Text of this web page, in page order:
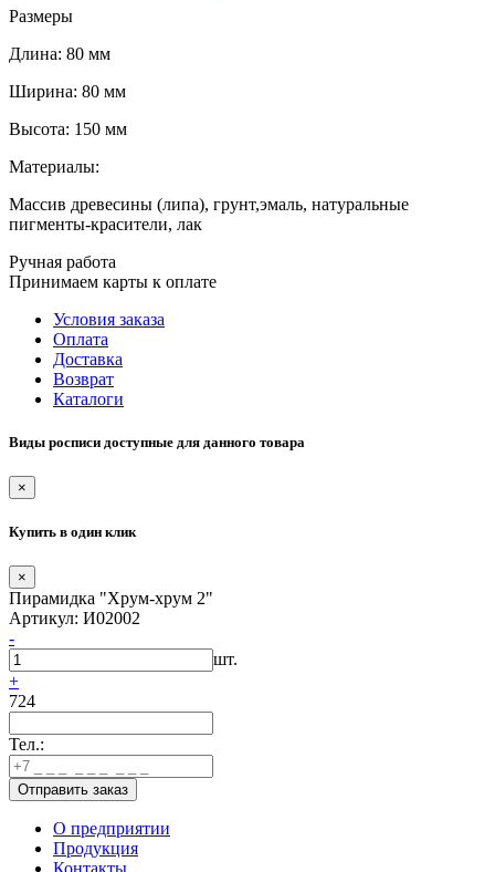
Размеры
Длина: 80 мм
Ширина: 80 мм
Высота: 150 мм
Материалы:
Массив древесины (липа), грунт,эмаль, натуральные
пигменты-красители, лак
Ручная работа
Принимаем карты к оплате
Условия заказа
Оплата
Доставка
Возврат
Каталоги
Виды росписи доступные для данного товара
×
Купить в один клик
×
Пирамидка "Хрум-хрум 2"
Артикул: И02002
-
шт.
+
724
Тел.:
О предприятии
Продукция